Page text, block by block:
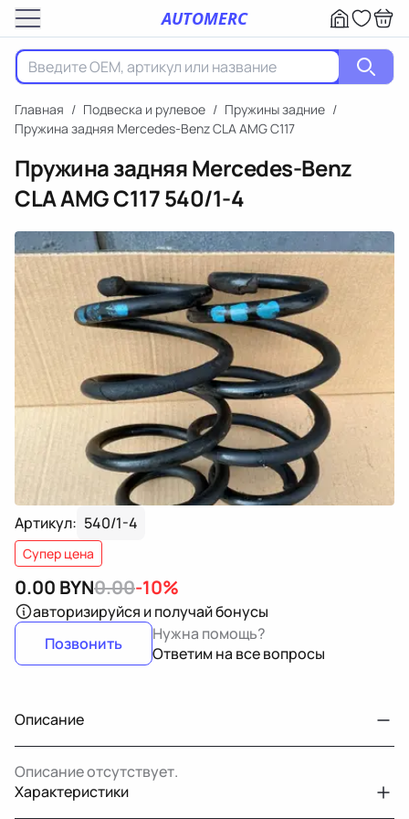
AUTOMERC
Главная / Подвеска и рулевое / Пружины задние /
Пружина задняя Mercedes-Benz CLA AMG C117
Пружина задняя Mercedes-Benz
CLA AMG C117540/1-4
Артикул: 540/1-4
Супер цена
0.00 BYN0.00-10%
авторизируйся и получай бонусы
Позвонить
Нужна помощь?
Ответим на все вопросы
Описание
Описание отсутствует.
Характеристики